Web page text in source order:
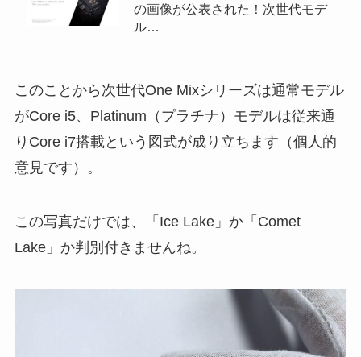
の画像が公表された！次世代モデ
ル…
このことから次世代One Mixシリーズは通常モデル
がCore i5、Platinum（プラチナ）モデルは従来通
りCore i7搭載という図式が成り立ちます（個人的
意見です）。
この写真だけでは、「Ice Lake」か「Comet
Lake」か判別付きませんね。